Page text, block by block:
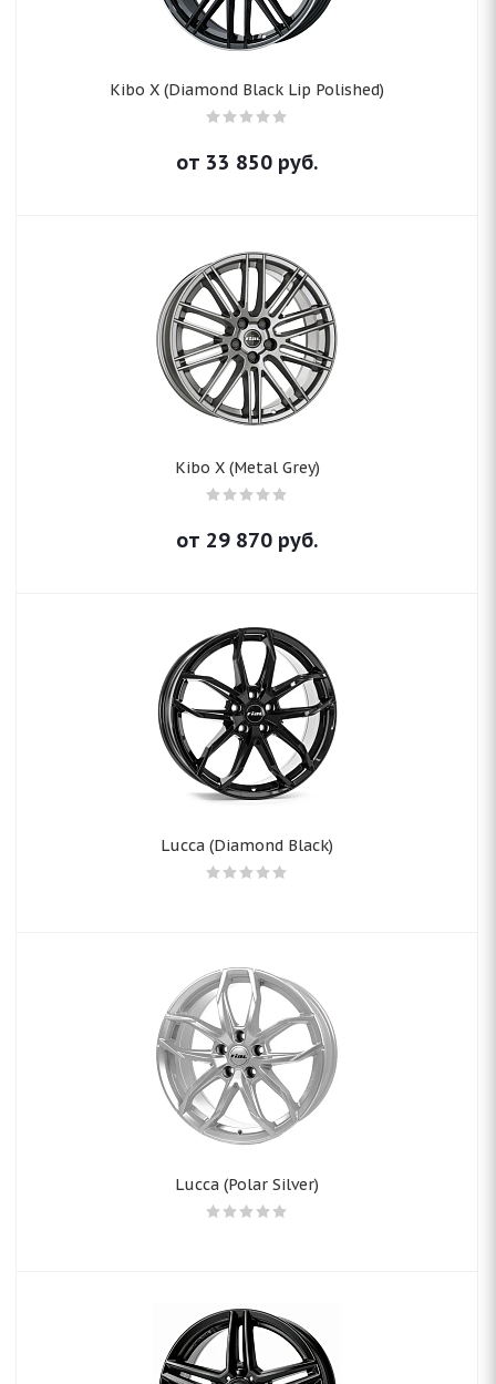
Kibo X (Diamond Black Lip Polished)
от 33 850 руб.
Kibo X (Metal Grey)
от 29 870 руб.
Lucca (Diamond Black)
Lucca (Polar Silver)